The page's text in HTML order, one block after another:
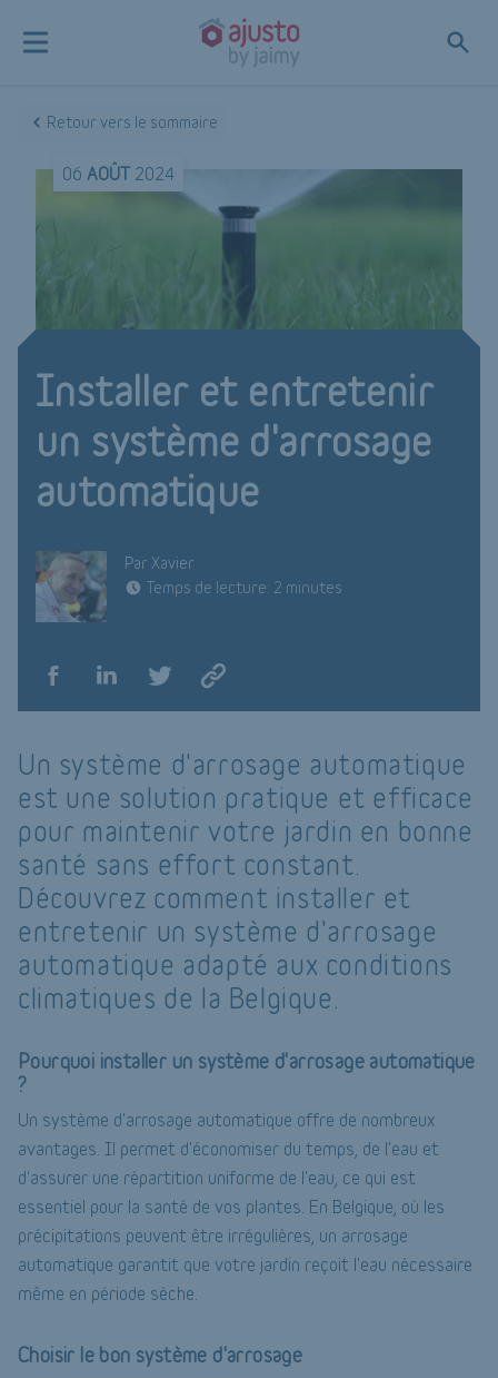
Retour vers le sommaire
06 AOÛT 2024
Installer et entretenir
un système d'arrosage
automatique
Par Xavier
Temps de lecture: 2 minutes
Un système d'arrosage automatique
est une solution pratique et efficace
pour maintenir votre jardin en bonne
santé sans effort constant.
Découvrez comment installer et
entretenir un système d'arrosage
automatique adapté aux conditions
climatiques de la Belgique.
Pourquoi installer un système d'arrosage automatique
?
Un système d'arrosage automatique offre de nombreux
avantages. Il permet d'économiser du temps, de l'eau et
d'assurer une répartition uniforme de l'eau, ce qui est
essentiel pour la santé de vos plantes. En Belgique, où les
précipitations peuvent être irrégulières, un arrosage
automatique garantit que votre jardin reçoit l'eau nécessaire
même en période sèche.
Choisir le bon système d'arrosage